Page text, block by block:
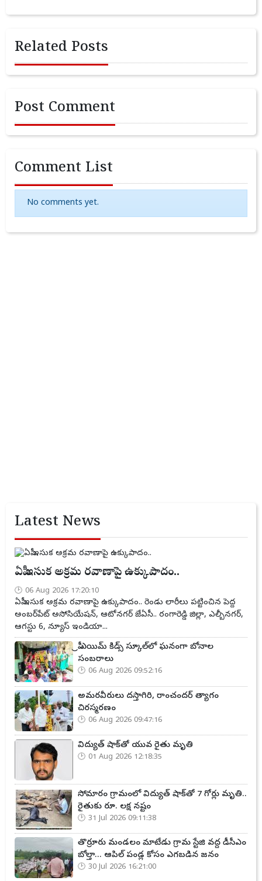
Related Posts
Post Comment
Comment List
No comments yet.
Latest News
ఏపీ ఇసుక అక్రమ రవాణాపై ఉక్కుపాదం..
06 Aug 2026 17:20:10
ఏపీ ఇసుక అక్రమ రవాణాపై ఉక్కుపాదం.. రెండు లారీలు పట్టించిన పెద్ద
అంబర్‌పేట్ అసోసియేషన్, ఆటోనగర్ జేఏసీ.. రంగారెడ్డి జిల్లా, ఎల్బీనగర్,
ఆగస్టు 6, న్యూస్ ఇండియా...
ప్రీ ఎయిమ్ కిడ్స్ స్కూల్‌లో ఘనంగా బోనాల
సంబరాలు
06 Aug 2026 09:52:16
అమరవీరులు దస్తాగిరి, రాంచందర్ త్యాగం
చిరస్మరణం
06 Aug 2026 09:47:16
విద్యుత్ షాక్‌తో యువ రైతు మృతి
01 Aug 2026 12:18:35
సోమారం గ్రామంలో విద్యుత్ షాక్‌తో 7 గోర్లు మృతి..
రైతుకు రూ. లక్ష నష్టం
31 Jul 2026 09:11:38
తొర్రూరు మండలం మాటేడు గ్రామ స్టేజి వద్ద డీసీఎం
బోల్తా... ఆపిల్ పండ్ల కోసం ఎగబడిన జనం
30 Jul 2026 16:21:00